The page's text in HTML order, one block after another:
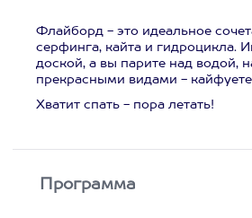
Флайборд - это идеальное
серфинга, кайта и гидроцикла.
доской, а вы парите над водой,
прекрасными видами -
Хватит спать - пора летать!
Программа